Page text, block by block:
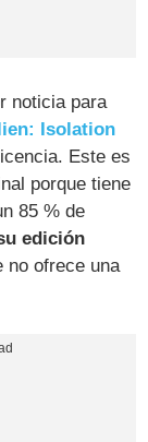
noticia para
Isolation
Este es
porque tiene
85 % de
edición
no ofrece una